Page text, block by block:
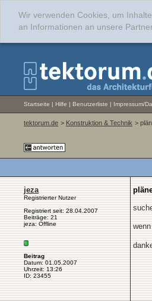
Wir verwenden Cookies, um
an Informationen an unsere
Startseite | Hilfe | Benutzerliste | Impressum/
tektorum.de > Konstruktion & Technik >
jeza
Registrierter Nutzer
Registriert seit: 28.04.2007
Beiträge: 21
jeza: Offline
Beitrag
Datum: 01.05.2007
Uhrzeit: 13:26
ID: 23455